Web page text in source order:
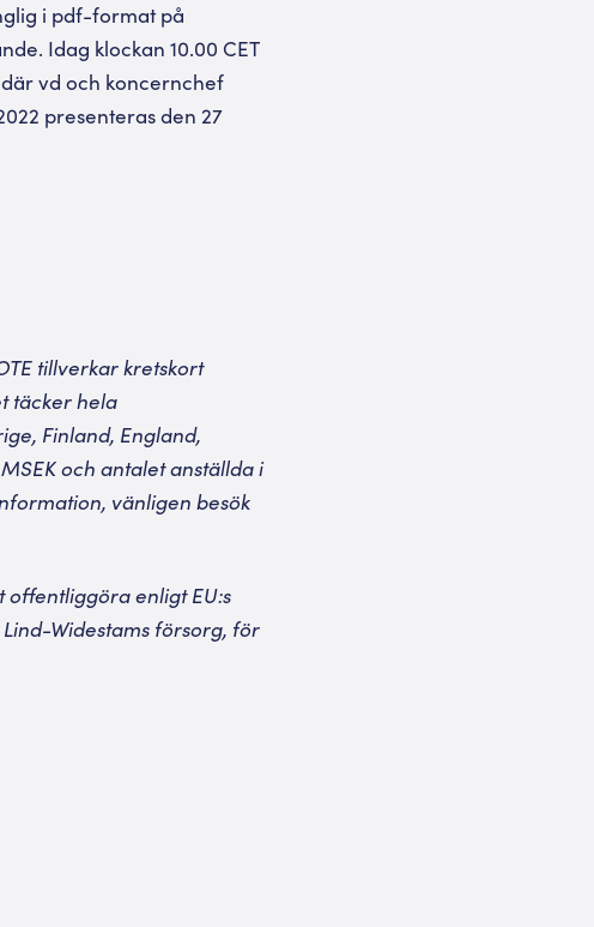
i pdf-format på
Idag klockan 10.00 CET
vd och koncernchef
presenteras den 27
tillverkar kretskort
täcker hela
Finland, England,
och antalet anställda i
vänligen besök
offentliggöra enligt EU:s
Widestams försorg, för